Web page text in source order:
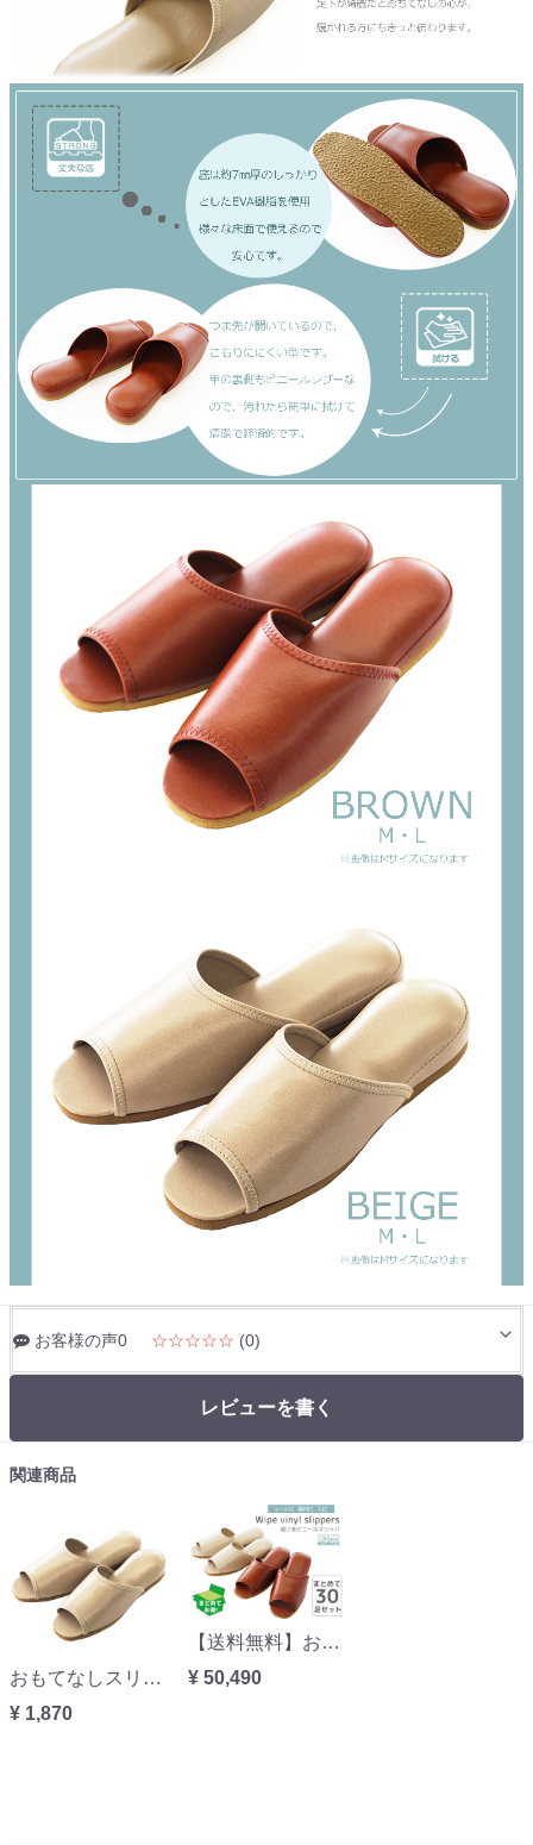
お客様の声0 ☆☆☆☆☆ (0)
レビューを書く
関連商品
おもてなしスリッパ(業務用) 拭けるビニールスリッパ(吊込み前開きタイプ)
¥ 1,870
【送料無料】おもてなしスリッパ(業務用) 拭けるビニールスリッパ(吊込み前開きタイプ)30足セット
¥ 50,490